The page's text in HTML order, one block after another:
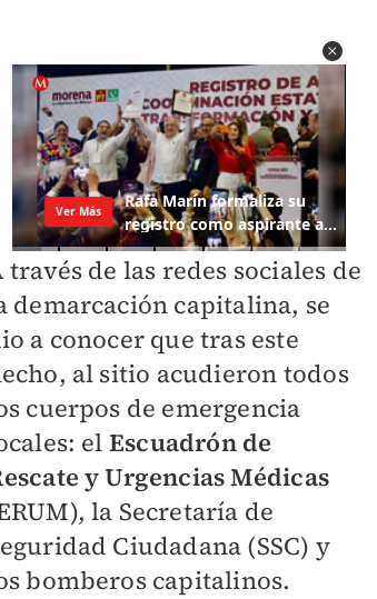
través de las redes sociales de
demarcación capitalina, se
a conocer que tras este
al sitio acudieron todos
cuerpos de emergencia
el Escuadrón de
y Urgencias Médicas
la Secretaría de
Ciudadana (SSC) y
bomberos capitalinos.